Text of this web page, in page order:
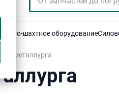
Горно-шахтное оборудование
металлурга